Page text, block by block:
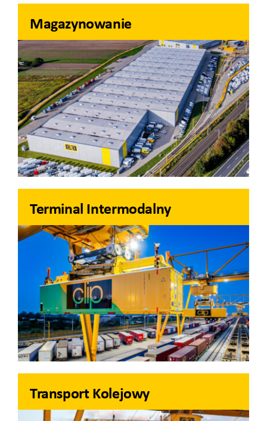
Magazynowanie
Terminal Intermodalny
Transport Kolejowy